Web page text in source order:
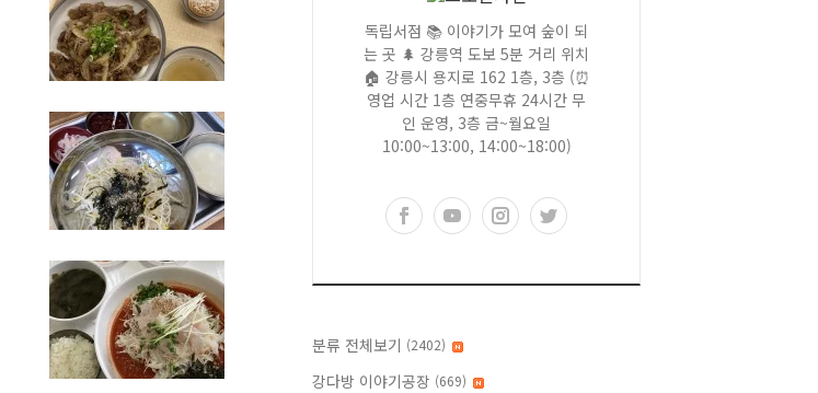
독립서점 📚 이야기가 모여 숲이 되
는 곳 🌲 강릉역 도보 5분 거리 위치
🏠 강릉시 용지로 162 1층, 3층 (⏰
영업 시간 1층 연중무휴 24시간 무
인 운영, 3층 금~월요일
10:00~13:00, 14:00~18:00)
분류 전체보기 (2402)
강다방 이야기공장 (669)